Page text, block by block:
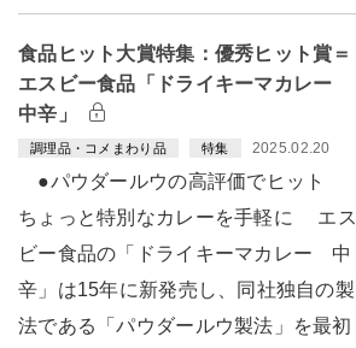
食品ヒット大賞特集：優秀ヒット賞＝
エスビー食品「ドライキーマカレー
中辛」
調理品・コメまわり品 特集 2025.02.20
●パウダールウの高評価でヒット
ちょっと特別なカレーを手軽に エス
ビー食品の「ドライキーマカレー 中
辛」は15年に新発売し、同社独自の製
法である「パウダールウ製法」を最初